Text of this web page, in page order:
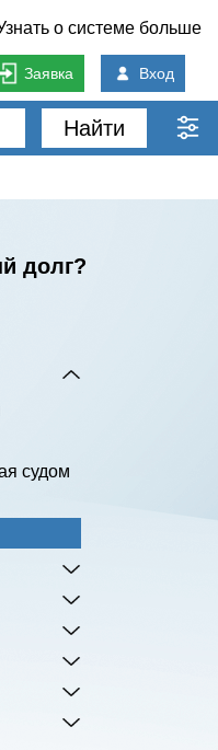
о системе больше
Заявка Вход
Найти
долг?
судом